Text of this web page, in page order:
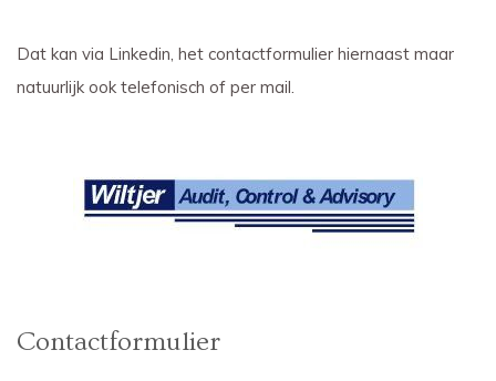
Dat kan via Linkedin, het contactformulier hiernaast maar
natuurlijk ook telefonisch of per mail.
Contactformulier